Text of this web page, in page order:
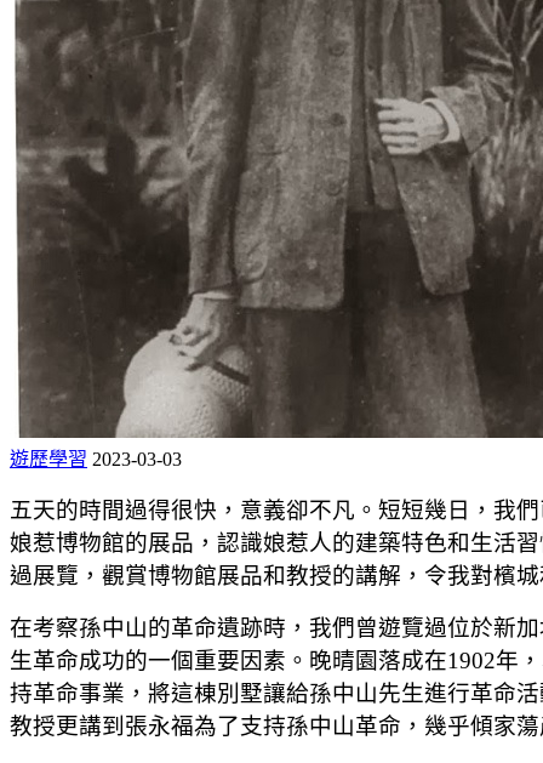
遊歷學習 2023-03-03
五天的時間過得很快，意義卻不凡。短短幾日，我
娘惹博物館的展品，認識娘惹人的建築特色和生活
過展覽，觀賞博物館展品和教授的講解，令我對檳
在考察孫中山的革命遺跡時，我們曾遊覽過位於新
生革命成功的一個重要因素。晚晴園落成在1902年
持革命事業，將這棟別墅讓給孫中山先生進行革命
教授更講到張永福為了支持孫中山革命，幾乎傾家